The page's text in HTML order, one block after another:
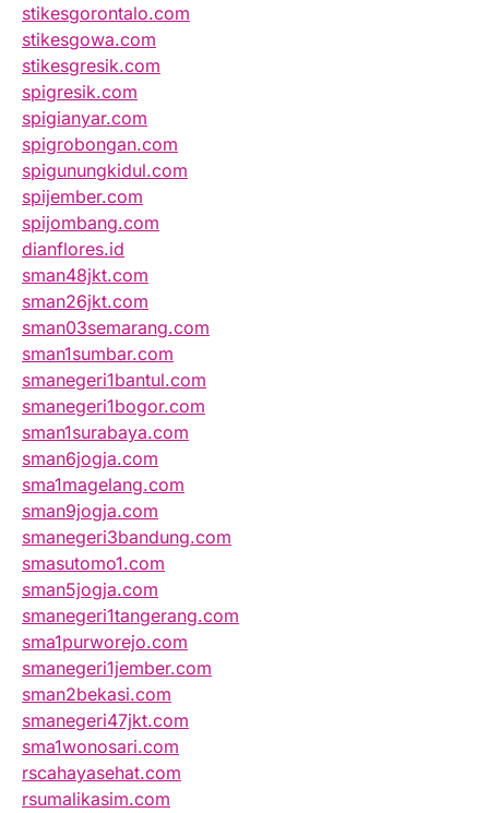
stikesgorontalo.com
stikesgowa.com
stikesgresik.com
spigresik.com
spigianyar.com
spigrobongan.com
spigunungkidul.com
spijember.com
spijombang.com
dianflores.id
sman48jkt.com
sman26jkt.com
sman03semarang.com
sman1sumbar.com
smanegeri1bantul.com
smanegeri1bogor.com
sman1surabaya.com
sman6jogja.com
sma1magelang.com
sman9jogja.com
smanegeri3bandung.com
smasutomo1.com
sman5jogja.com
smanegeri1tangerang.com
sma1purworejo.com
smanegeri1jember.com
sman2bekasi.com
smanegeri47jkt.com
sma1wonosari.com
rscahayasehat.com
rsumalikasim.com